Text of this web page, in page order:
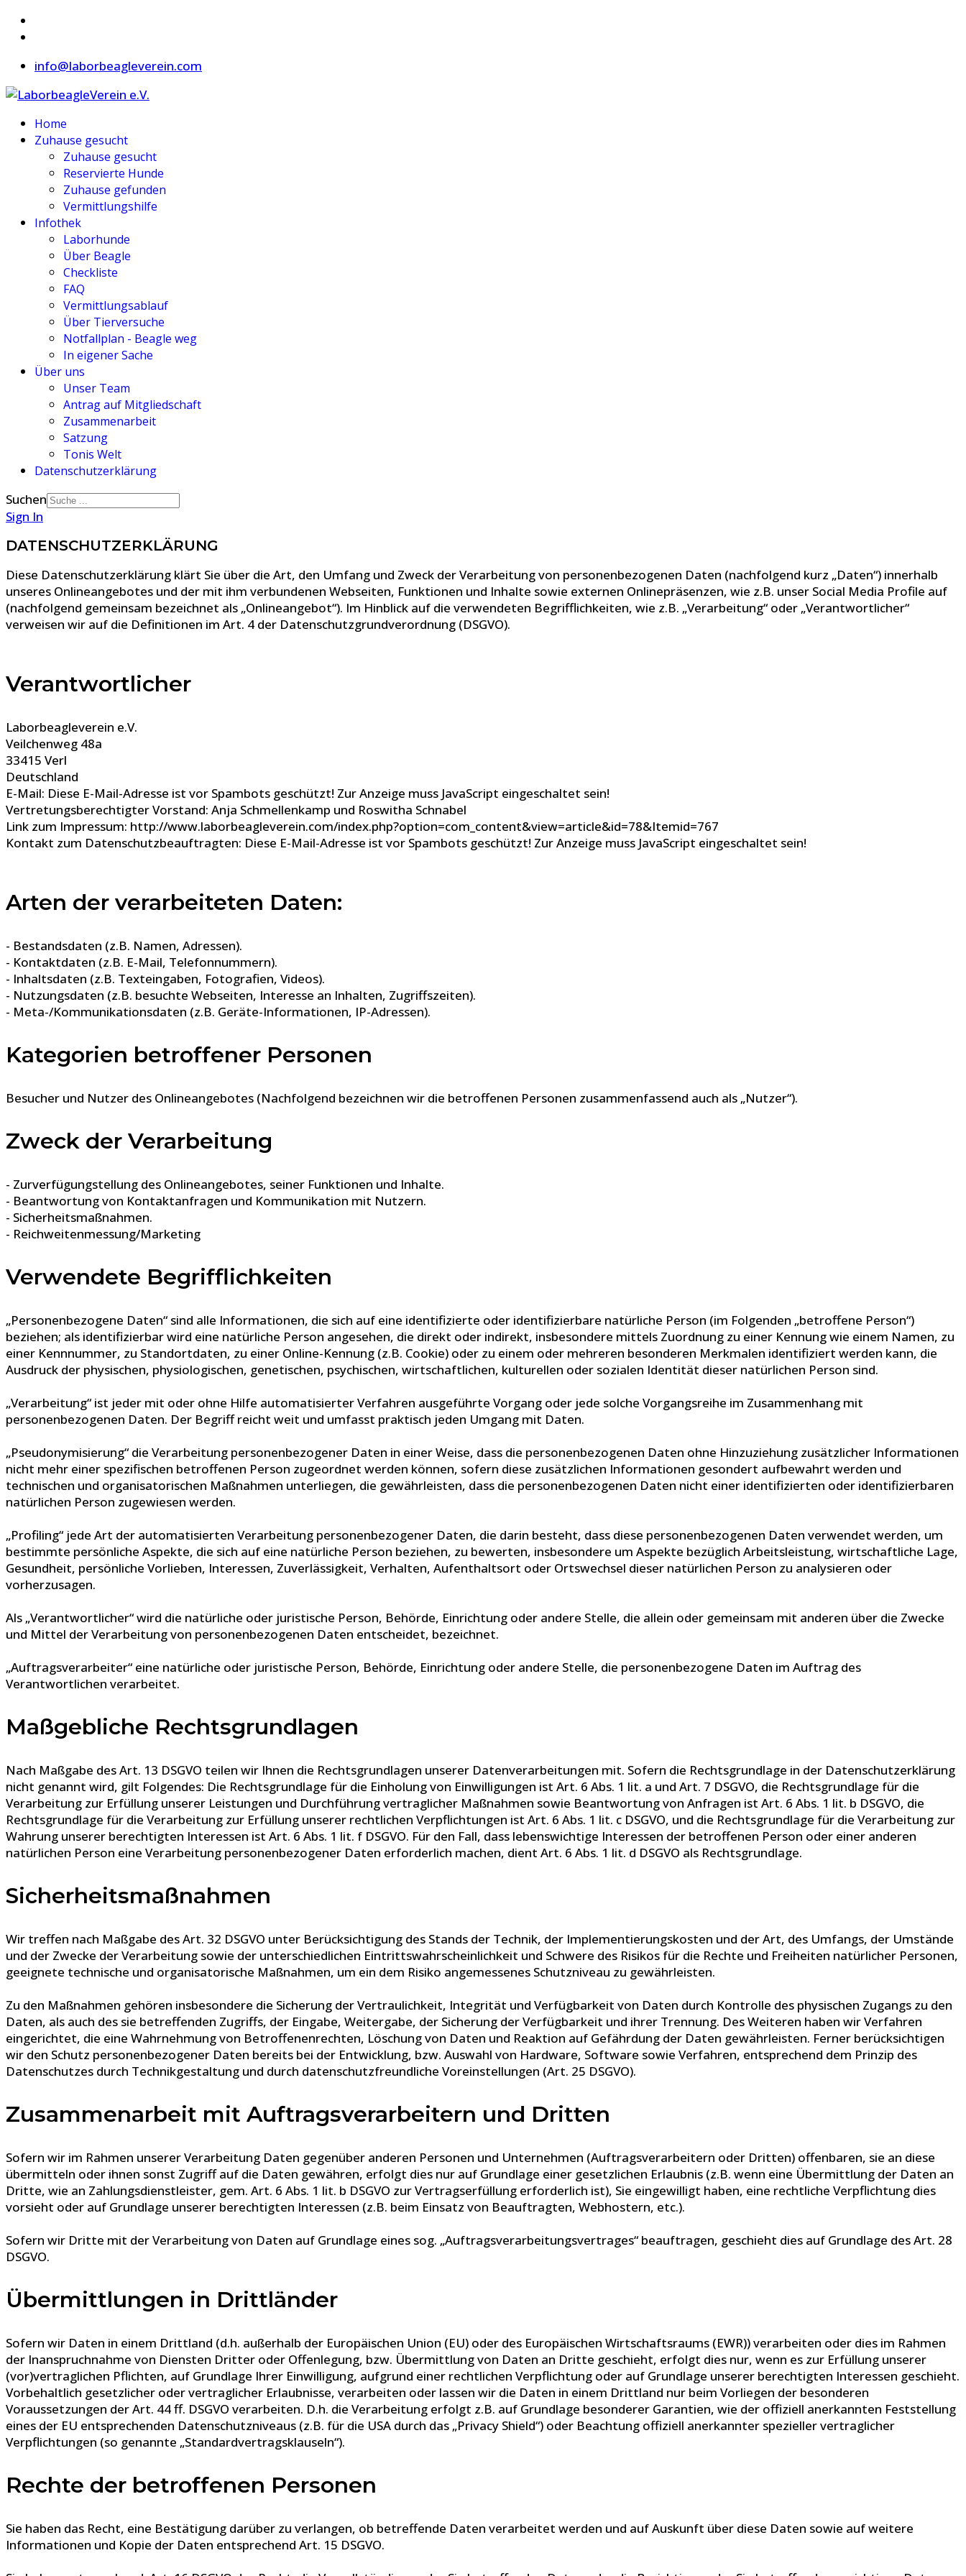
info@laborbeagleverein.com
Home
Zuhause gesucht
Zuhause gesucht
Reservierte Hunde
Zuhause gefunden
Vermittlungshilfe
Infothek
Laborhunde
Über Beagle
Checkliste
FAQ
Vermittlungsablauf
Über Tierversuche
Notfallplan - Beagle weg
In eigener Sache
Über uns
Unser Team
Antrag auf Mitgliedschaft
Zusammenarbeit
Satzung
Tonis Welt
Datenschutzerklärung
Suchen
Sign In
DATENSCHUTZERKLÄRUNG
Diese Datenschutzerklärung klärt Sie über die Art, den Umfang und Zweck der Verarbeitung von personenbezogenen Daten (nachfolgend kurz „Daten“) innerhalb
unseres Onlineangebotes und der mit ihm verbundenen Webseiten, Funktionen und Inhalte sowie externen Onlinepräsenzen, wie z.B. unser Social Media Profile auf
(nachfolgend gemeinsam bezeichnet als „Onlineangebot“). Im Hinblick auf die verwendeten Begrifflichkeiten, wie z.B. „Verarbeitung“ oder „Verantwortlicher“
verweisen wir auf die Definitionen im Art. 4 der Datenschutzgrundverordnung (DSGVO).
Verantwortlicher
Laborbeagleverein e.V.
Veilchenweg 48a
33415 Verl
Deutschland
E-Mail: Diese E-Mail-Adresse ist vor Spambots geschützt! Zur Anzeige muss JavaScript eingeschaltet sein!
Vertretungsberechtigter Vorstand: Anja Schmellenkamp und Roswitha Schnabel
Link zum Impressum: http://www.laborbeagleverein.com/index.php?option=com_content&view=article&id=78&Itemid=767
Kontakt zum Datenschutzbeauftragten: Diese E-Mail-Adresse ist vor Spambots geschützt! Zur Anzeige muss JavaScript eingeschaltet sein!
Arten der verarbeiteten Daten:
- Bestandsdaten (z.B. Namen, Adressen).
- Kontaktdaten (z.B. E-Mail, Telefonnummern).
- Inhaltsdaten (z.B. Texteingaben, Fotografien, Videos).
- Nutzungsdaten (z.B. besuchte Webseiten, Interesse an Inhalten, Zugriffszeiten).
- Meta-/Kommunikationsdaten (z.B. Geräte-Informationen, IP-Adressen).
Kategorien betroffener Personen
Besucher und Nutzer des Onlineangebotes (Nachfolgend bezeichnen wir die betroffenen Personen zusammenfassend auch als „Nutzer“).
Zweck der Verarbeitung
- Zurverfügungstellung des Onlineangebotes, seiner Funktionen und Inhalte.
- Beantwortung von Kontaktanfragen und Kommunikation mit Nutzern.
- Sicherheitsmaßnahmen.
- Reichweitenmessung/Marketing
Verwendete Begrifflichkeiten
„Personenbezogene Daten“ sind alle Informationen, die sich auf eine identifizierte oder identifizierbare natürliche Person (im Folgenden „betroffene Person“)
beziehen; als identifizierbar wird eine natürliche Person angesehen, die direkt oder indirekt, insbesondere mittels Zuordnung zu einer Kennung wie einem Namen, zu
einer Kennnummer, zu Standortdaten, zu einer Online-Kennung (z.B. Cookie) oder zu einem oder mehreren besonderen Merkmalen identifiziert werden kann, die
Ausdruck der physischen, physiologischen, genetischen, psychischen, wirtschaftlichen, kulturellen oder sozialen Identität dieser natürlichen Person sind.
„Verarbeitung“ ist jeder mit oder ohne Hilfe automatisierter Verfahren ausgeführte Vorgang oder jede solche Vorgangsreihe im Zusammenhang mit
personenbezogenen Daten. Der Begriff reicht weit und umfasst praktisch jeden Umgang mit Daten.
„Pseudonymisierung“ die Verarbeitung personenbezogener Daten in einer Weise, dass die personenbezogenen Daten ohne Hinzuziehung zusätzlicher Informationen
nicht mehr einer spezifischen betroffenen Person zugeordnet werden können, sofern diese zusätzlichen Informationen gesondert aufbewahrt werden und
technischen und organisatorischen Maßnahmen unterliegen, die gewährleisten, dass die personenbezogenen Daten nicht einer identifizierten oder identifizierbaren
natürlichen Person zugewiesen werden.
„Profiling“ jede Art der automatisierten Verarbeitung personenbezogener Daten, die darin besteht, dass diese personenbezogenen Daten verwendet werden, um
bestimmte persönliche Aspekte, die sich auf eine natürliche Person beziehen, zu bewerten, insbesondere um Aspekte bezüglich Arbeitsleistung, wirtschaftliche Lage,
Gesundheit, persönliche Vorlieben, Interessen, Zuverlässigkeit, Verhalten, Aufenthaltsort oder Ortswechsel dieser natürlichen Person zu analysieren oder
vorherzusagen.
Als „Verantwortlicher“ wird die natürliche oder juristische Person, Behörde, Einrichtung oder andere Stelle, die allein oder gemeinsam mit anderen über die Zwecke
und Mittel der Verarbeitung von personenbezogenen Daten entscheidet, bezeichnet.
„Auftragsverarbeiter“ eine natürliche oder juristische Person, Behörde, Einrichtung oder andere Stelle, die personenbezogene Daten im Auftrag des
Verantwortlichen verarbeitet.
Maßgebliche Rechtsgrundlagen
Nach Maßgabe des Art. 13 DSGVO teilen wir Ihnen die Rechtsgrundlagen unserer Datenverarbeitungen mit. Sofern die Rechtsgrundlage in der Datenschutzerklärung
nicht genannt wird, gilt Folgendes: Die Rechtsgrundlage für die Einholung von Einwilligungen ist Art. 6 Abs. 1 lit. a und Art. 7 DSGVO, die Rechtsgrundlage für die
Verarbeitung zur Erfüllung unserer Leistungen und Durchführung vertraglicher Maßnahmen sowie Beantwortung von Anfragen ist Art. 6 Abs. 1 lit. b DSGVO, die
Rechtsgrundlage für die Verarbeitung zur Erfüllung unserer rechtlichen Verpflichtungen ist Art. 6 Abs. 1 lit. c DSGVO, und die Rechtsgrundlage für die Verarbeitung zur
Wahrung unserer berechtigten Interessen ist Art. 6 Abs. 1 lit. f DSGVO. Für den Fall, dass lebenswichtige Interessen der betroffenen Person oder einer anderen
natürlichen Person eine Verarbeitung personenbezogener Daten erforderlich machen, dient Art. 6 Abs. 1 lit. d DSGVO als Rechtsgrundlage.
Sicherheitsmaßnahmen
Wir treffen nach Maßgabe des Art. 32 DSGVO unter Berücksichtigung des Stands der Technik, der Implementierungskosten und der Art, des Umfangs, der Umstände
und der Zwecke der Verarbeitung sowie der unterschiedlichen Eintrittswahrscheinlichkeit und Schwere des Risikos für die Rechte und Freiheiten natürlicher Personen,
geeignete technische und organisatorische Maßnahmen, um ein dem Risiko angemessenes Schutzniveau zu gewährleisten.
Zu den Maßnahmen gehören insbesondere die Sicherung der Vertraulichkeit, Integrität und Verfügbarkeit von Daten durch Kontrolle des physischen Zugangs zu den
Daten, als auch des sie betreffenden Zugriffs, der Eingabe, Weitergabe, der Sicherung der Verfügbarkeit und ihrer Trennung. Des Weiteren haben wir Verfahren
eingerichtet, die eine Wahrnehmung von Betroffenenrechten, Löschung von Daten und Reaktion auf Gefährdung der Daten gewährleisten. Ferner berücksichtigen
wir den Schutz personenbezogener Daten bereits bei der Entwicklung, bzw. Auswahl von Hardware, Software sowie Verfahren, entsprechend dem Prinzip des
Datenschutzes durch Technikgestaltung und durch datenschutzfreundliche Voreinstellungen (Art. 25 DSGVO).
Zusammenarbeit mit Auftragsverarbeitern und Dritten
Sofern wir im Rahmen unserer Verarbeitung Daten gegenüber anderen Personen und Unternehmen (Auftragsverarbeitern oder Dritten) offenbaren, sie an diese
übermitteln oder ihnen sonst Zugriff auf die Daten gewähren, erfolgt dies nur auf Grundlage einer gesetzlichen Erlaubnis (z.B. wenn eine Übermittlung der Daten an
Dritte, wie an Zahlungsdienstleister, gem. Art. 6 Abs. 1 lit. b DSGVO zur Vertragserfüllung erforderlich ist), Sie eingewilligt haben, eine rechtliche Verpflichtung dies
vorsieht oder auf Grundlage unserer berechtigten Interessen (z.B. beim Einsatz von Beauftragten, Webhostern, etc.).
Sofern wir Dritte mit der Verarbeitung von Daten auf Grundlage eines sog. „Auftragsverarbeitungsvertrages“ beauftragen, geschieht dies auf Grundlage des Art. 28
DSGVO.
Übermittlungen in Drittländer
Sofern wir Daten in einem Drittland (d.h. außerhalb der Europäischen Union (EU) oder des Europäischen Wirtschaftsraums (EWR)) verarbeiten oder dies im Rahmen
der Inanspruchnahme von Diensten Dritter oder Offenlegung, bzw. Übermittlung von Daten an Dritte geschieht, erfolgt dies nur, wenn es zur Erfüllung unserer
(vor)vertraglichen Pflichten, auf Grundlage Ihrer Einwilligung, aufgrund einer rechtlichen Verpflichtung oder auf Grundlage unserer berechtigten Interessen geschieht.
Vorbehaltlich gesetzlicher oder vertraglicher Erlaubnisse, verarbeiten oder lassen wir die Daten in einem Drittland nur beim Vorliegen der besonderen
Voraussetzungen der Art. 44 ff. DSGVO verarbeiten. D.h. die Verarbeitung erfolgt z.B. auf Grundlage besonderer Garantien, wie der offiziell anerkannten Feststellung
eines der EU entsprechenden Datenschutzniveaus (z.B. für die USA durch das „Privacy Shield“) oder Beachtung offiziell anerkannter spezieller vertraglicher
Verpflichtungen (so genannte „Standardvertragsklauseln“).
Rechte der betroffenen Personen
Sie haben das Recht, eine Bestätigung darüber zu verlangen, ob betreffende Daten verarbeitet werden und auf Auskunft über diese Daten sowie auf weitere
Informationen und Kopie der Daten entsprechend Art. 15 DSGVO.